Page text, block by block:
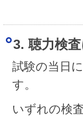
3. 聴力検
試験の当日
す。
いずれの検